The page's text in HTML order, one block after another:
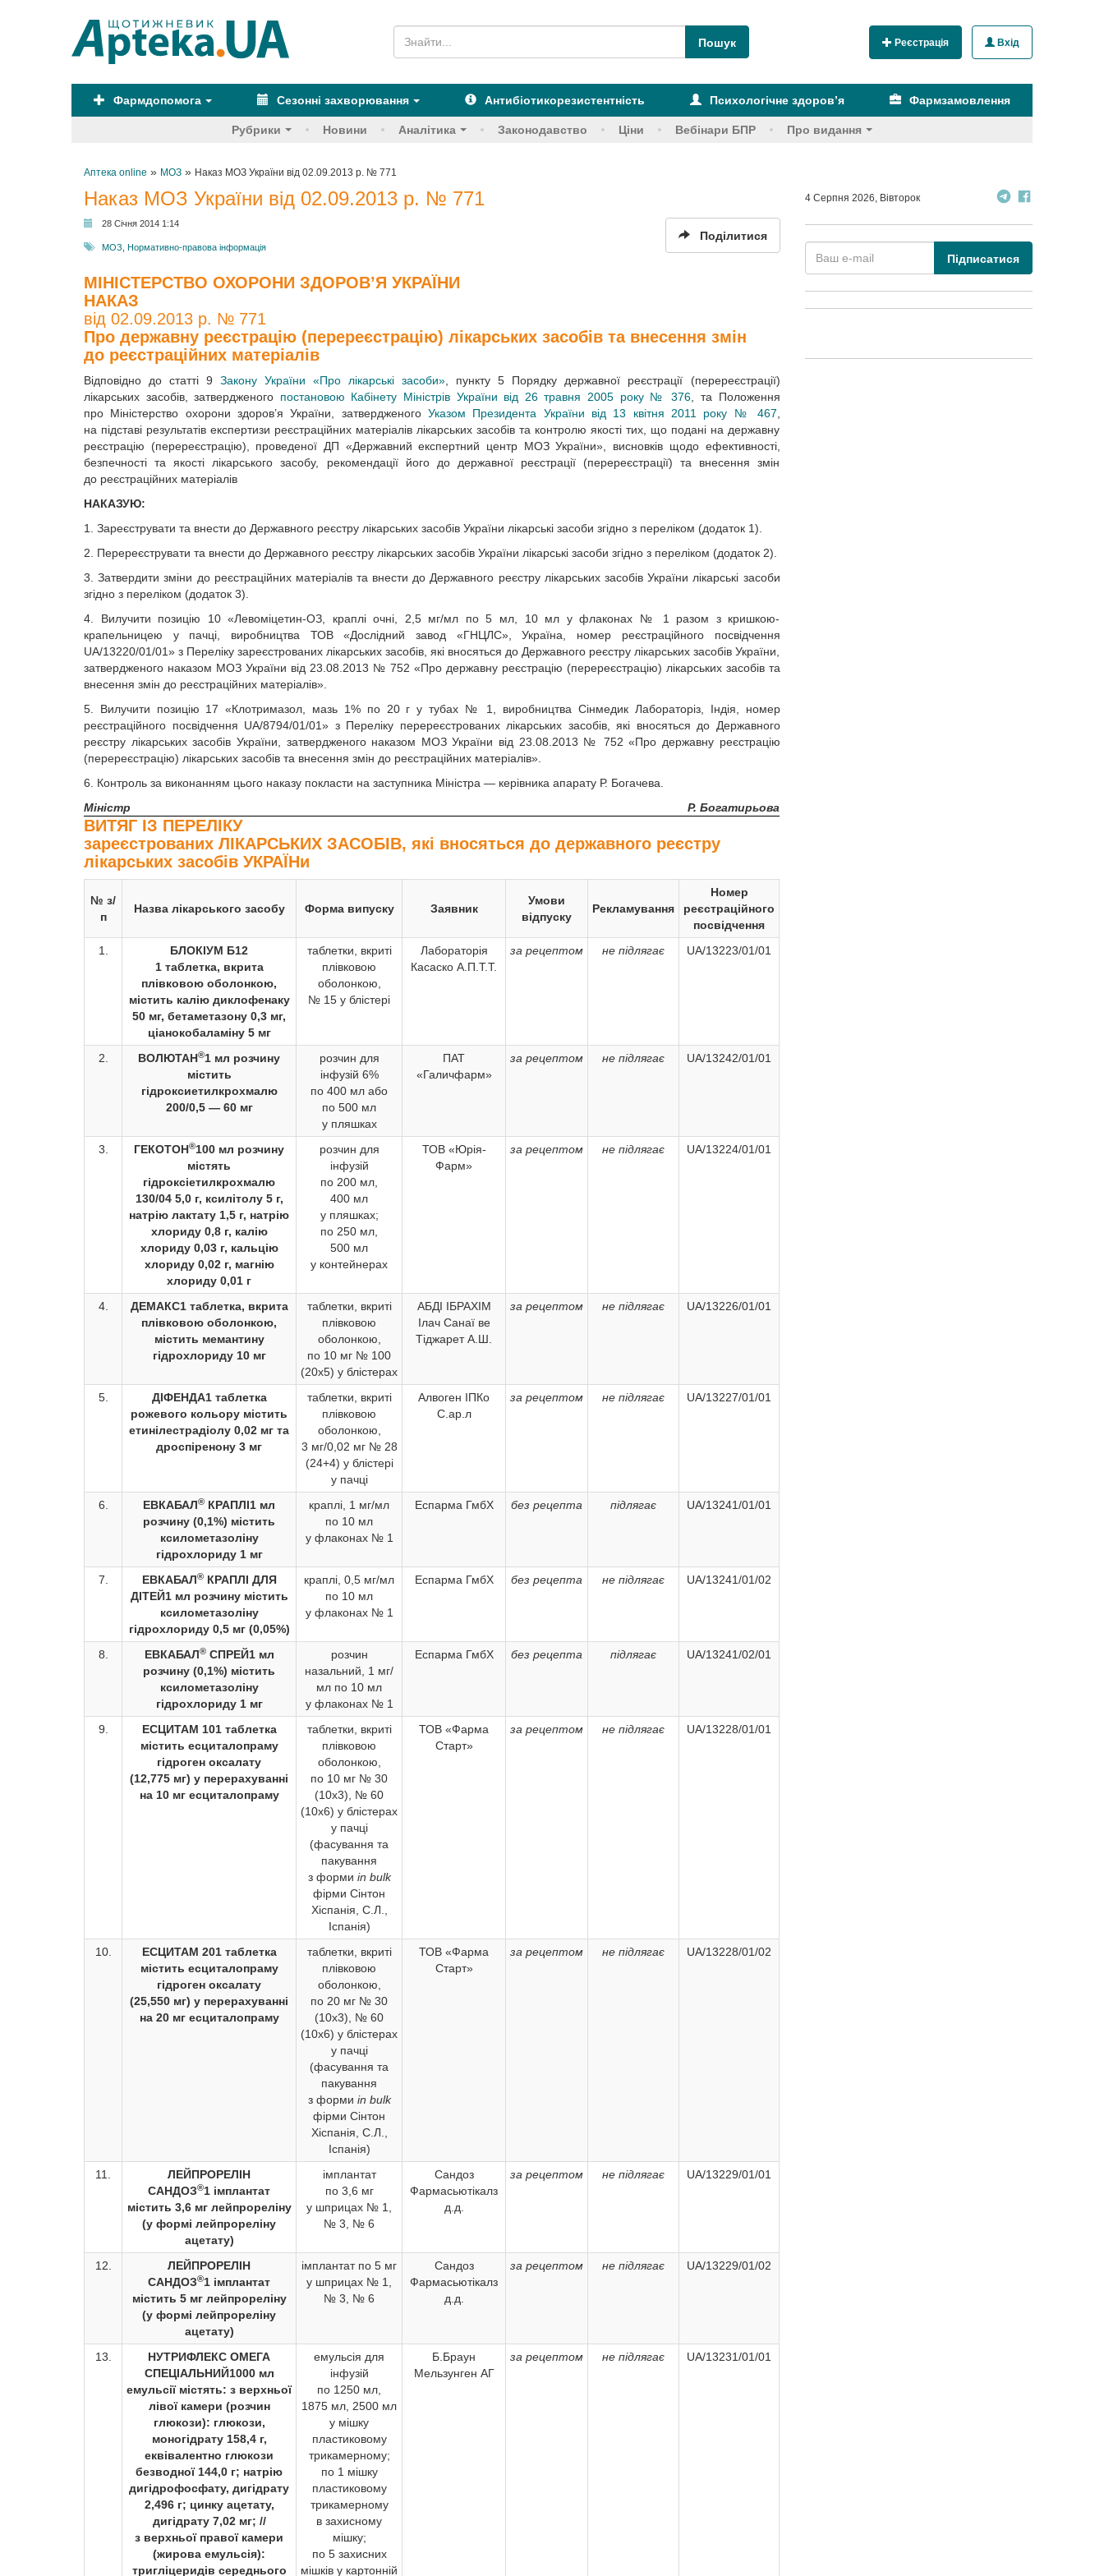
Реєстрація Вхід
Фармдопомога Сезонні захворювання Антибіотикорезистентність Психологічне здоров’я Фармзамовлення
Рубрики Новини Аналітика Законодавство Ціни Вебінари БПР Про видання
Аптека online » МОЗ » Наказ МОЗ України від 02.09.2013 р. № 771
Наказ МОЗ України від 02.09.2013 р. № 771
28 Січня 2014 1:14
МОЗ Нормативно-правова інформація
Поділитися
МІНІСТЕРСТВО ОХОРОНИ ЗДОРОВ’Я УКРАЇНИ
НАКАЗ
від 02.09.2013 р. № 771
Про державну реєстрацію (перереєстрацію) лікарських засобів та внесення змін
до реєстраційних матеріалів
Відповідно до статті 9Закону України «Про лікарські засоби» , пункту 5 Порядку державної реєстрації (перереєстрації)
лікарських засобів, затвердженого постановою Кабінету Міністрів України від 26 травня 2005 року № 376 , та Положення
про Міністерство охорони здоров’я України, затвердженогоУказом Президента України від 13 квітня 2011 року № 467
на підставі результатів експертизи реєстраційних матеріалів лікарських засобів та контролю якості тих, що подані на державну
реєстрацію (перереєстрацію), проведеної ДП «Державний експертний центр МОЗ України», висновків щодо ефективності,
безпечності та якості лікарського засобу, рекомендації його до державної реєстрації (перереєстрації) та внесення змін
до реєстраційних матеріалів
НАКАЗУЮ:
1. Зареєструвати та внести до Державного реєстру лікарських засобів України лікарські засоби згідно з переліком (додаток 1).
2. Перереєструвати та внести до Державного реєстру лікарських засобів України лікарські засоби згідно з переліком (додаток 2).
3. Затвердити зміни до реєстраційних матеріалів та внести до Державного реєстру лікарських засобів України лікарські засоби
згідно з переліком (додаток 3).
4. Вилучити позицію 10 «Левоміцетин-ОЗ, краплі очні, 2,5 мг/мл по 5 мл, 10 мл у флаконах № 1 разом з кришкою-
крапельницею у пачці, виробництва ТОВ «Дослідний завод «ГНЦЛС», Україна, номер реєстраційного посвідчення
UA/13220/01/01» з Переліку зареєстрованих лікарських засобів, які вносяться до Державного реєстру лікарських засобів України,
затвердженого наказом МОЗ України від 23.08.2013 № 752 «Про державну реєстрацію (перереєстрацію) лікарських засобів та
внесення змін до реєстраційних матеріалів».
5. Вилучити позицію 17 «Клотримазол, мазь 1% по 20 г у тубах № 1, виробництва Сінмедик Лабораторіз, Індія, номер
реєстраційного посвідчення UA/8794/01/01» з Переліку перереєстрованих лікарських засобів, які вносяться до Державного
реєстру лікарських засобів України, затвердженого наказом МОЗ України від 23.08.2013 № 752 «Про державну реєстрацію
(перереєстрацію) лікарських засобів та внесення змін до реєстраційних матеріалів».
6. Контроль за виконанням цього наказу покласти на заступника Міністра — керівника апарату Р. Богачева.
Міністр
Р. Богатирьова
ВИТЯГ ІЗ ПЕРЕЛІКУ
зареєстрованих ЛІКАРСЬКИХ ЗАСОБІВ, які вносяться до державного реєстру
лікарських засобів УКРАЇНи
№ з/
п
Назва лікарського засобу Форма випуску Заявник
Умови
відпуску
Рекламування
Номер
реєстраційного
посвідчення
1.
БЛОКІУМ Б12
1 таблетка, вкрита
плівковою оболонкою,
містить калію диклофенаку
50 мг, бетаметазону 0,3 мг,
ціанокобаламіну 5 мг
таблетки, вкриті
плівковою
оболонкою,
№ 15 у блістері
Лабораторія
Касаско А.П.Т.Т.
за рецептом не підлягає UA/13223/01/01
2. ВОЛЮТАН®1 мл розчину
містить
гідроксиетилкрохмалю
200/0,5 — 60 мг
розчин для
інфузій 6%
по 400 мл або
по 500 мл
у пляшках
ПАТ
«Галичфарм»
за рецептом не підлягає UA/13242/01/01
3. ГЕКОТОН®100 мл розчину
містять
гідроксіетилкрохмалю
130/04 5,0 г, ксилітолу 5 г,
натрію лактату 1,5 г, натрію
хлориду 0,8 г, калію
хлориду 0,03 г, кальцію
хлориду 0,02 г, магнію
хлориду 0,01 г
розчин для
інфузій
по 200 мл,
400 мл
у пляшках;
по 250 мл,
500 мл
у контейнерах
ТОВ «Юрія-
Фарм»
за рецептом не підлягає UA/13224/01/01
4. ДЕМАКС1 таблетка, вкрита
плівковою оболонкою,
містить мемантину
гідрохлориду 10 мг
таблетки, вкриті
плівковою
оболонкою,
по 10 мг № 100
(20х5) у блістерах
АБДІ ІБРАХІМ
Ілач Санаї ве
Тіджарет А.Ш.
за рецептом не підлягає UA/13226/01/01
5. ДІФЕНДА1 таблетка
рожевого кольору містить
етинілестрадіолу 0,02 мг та
дроспіренону 3 мг
таблетки, вкриті
плівковою
оболонкою,
3 мг/0,02 мг № 28
(24+4) у блістері
у пачці
Алвоген ІПКо
С.ар.л
за рецептом не підлягає UA/13227/01/01
6. ЕВКАБАЛ® КРАПЛІ1 мл
розчину (0,1%) містить
ксилометазоліну
гідрохлориду 1 мг
краплі, 1 мг/мл
по 10 мл
у флаконах № 1
Еспарма ГмбХ без рецепта підлягає UA/13241/01/01
7. ЕВКАБАЛ®КРАПЛІ ДЛЯ
ДІТЕЙ1 мл розчину містить
ксилометазоліну
гідрохлориду 0,5 мг (0,05%)
краплі, 0,5 мг/мл
по 10 мл
у флаконах № 1
Еспарма ГмбХ без рецепта не підлягає UA/13241/01/02
8. ЕВКАБАЛ®СПРЕЙ1 мл
розчину (0,1%) містить
ксилометазоліну
гідрохлориду 1 мг
розчин
назальний, 1 мг/
мл по 10 мл
у флаконах № 1
Еспарма ГмбХ без рецепта підлягає UA/13241/02/01
9. ЕСЦИТАМ 101 таблетка
містить есциталопраму
гідроген оксалату
(12,775 мг) у перерахуванні
на 10 мг есциталопраму
таблетки, вкриті
плівковою
оболонкою,
по 10 мг № 30
(10х3), № 60
(10х6) у блістерах
у пачці
(фасування та
пакування
з форми in bulk
фірми Сінтон
Хіспанія, С.Л.,
Іспанія)
ТОВ «Фарма
Старт»
за рецептом не підлягає UA/13228/01/01
10. ЕСЦИТАМ 201 таблетка
містить есциталопраму
гідроген оксалату
(25,550 мг) у перерахуванні
на 20 мг есциталопраму
таблетки, вкриті
плівковою
оболонкою,
по 20 мг № 30
(10х3), № 60
(10х6) у блістерах
у пачці
(фасування та
пакування
з форми in bulk
фірми Сінтон
Хіспанія, С.Л.,
Іспанія)
ТОВ «Фарма
Старт»
за рецептом не підлягає UA/13228/01/02
11.
ЛЕЙПРОРЕЛІН
САНДОЗ®1 імплантат
містить 3,6 мг лейпрореліну
(у формі лейпрореліну
ацетату)
імплантат
по 3,6 мг
у шприцах № 1,
№ 3, № 6
Сандоз
Фармасьютікалз
д.д.
за рецептом не підлягає UA/13229/01/01
12.
ЛЕЙПРОРЕЛІН
САНДОЗ®1 імплантат
містить 5 мг лейпрореліну
(у формі лейпрореліну
ацетату)
імплантат по 5 мг
у шприцах № 1,
№ 3, № 6
Сандоз
Фармасьютікалз
д.д.
за рецептом не підлягає UA/13229/01/02
13.
НУТРИФЛЕКС ОМЕГА
СПЕЦІАЛЬНИЙ1000 мл
емульсії містять: з верхньої
лівої камери (розчин
глюкози): глюкози,
моногідрату 158,4 г,
еквівалентно глюкози
безводної 144,0 г; натрію
дигідрофосфату, дигідрату
2,496 г; цинку ацетату,
дигідрату 7,02 мг; //
з верхньої правої камери
(жирова емульсія):
тригліцеридів середнього
емульсія для
інфузій
по 1250 мл,
1875 мл, 2500 мл
у мішку
пластиковому
трикамерному;
по 1 мішку
пластиковому
трикамерному
в захисному
мішку;
по 5 захисних
мішків у картонній
Б.Браун
Мельзунген АГ
за рецептом не підлягає UA/13231/01/01
4 Серпня 2026, Вівторок
Підписатися